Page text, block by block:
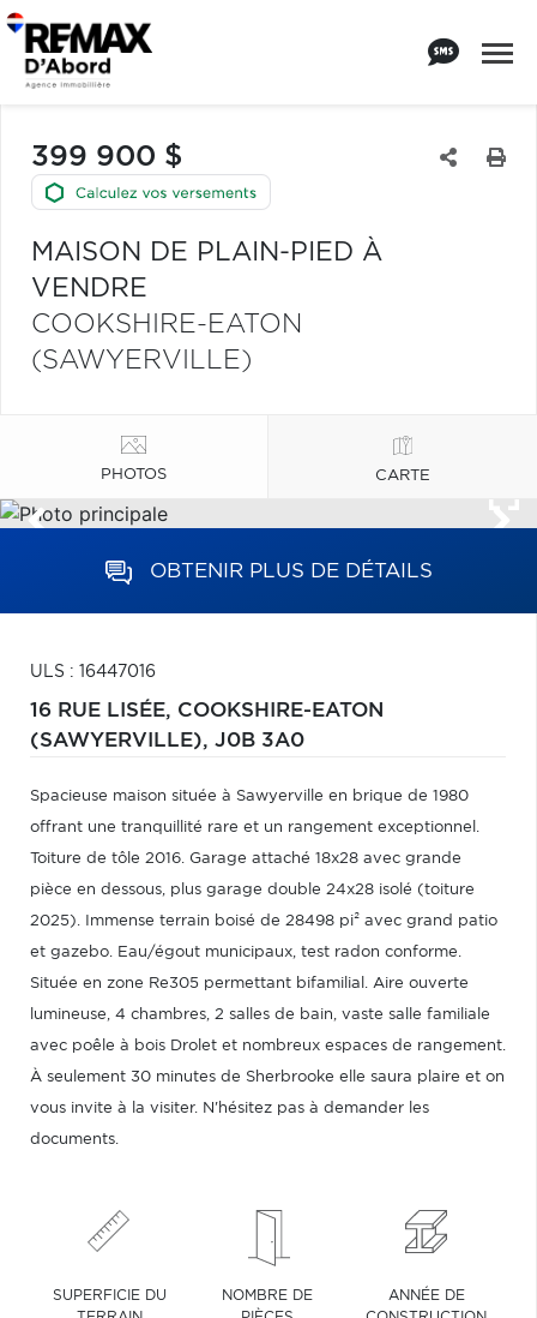
399 900 $
MAISON DE PLAIN-PIED À
VENDRE
COOKSHIRE-EATON
(SAWYERVILLE)
PHOTOS CARTE
OBTENIR PLUS DE DÉTAILS
ULS : 16447016
16 RUE LISÉE, COOKSHIRE-EATON
(SAWYERVILLE), J0B 3A0
Spacieuse maison située à Sawyerville en brique de 1980
offrant une tranquillité rare et un rangement exceptionnel.
Toiture de tôle 2016. Garage attaché 18x28 avec grande
pièce en dessous, plus garage double 24x28 isolé (toiture
2025). Immense terrain boisé de 28498 pi² avec grand patio
et gazebo. Eau/égout municipaux, test radon conforme.
Située en zone Re305 permettant bifamilial. Aire ouverte
lumineuse, 4 chambres, 2 salles de bain, vaste salle familiale
avec poêle à bois Drolet et nombreux espaces de rangement.
À seulement 30 minutes de Sherbrooke elle saura plaire et on
vous invite à la visiter. N'hésitez pas à demander les
documents.
SUPERFICIE DU
NOMBRE DE
ANNÉE DE